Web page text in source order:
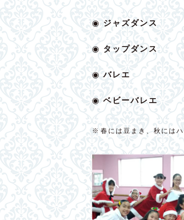
◉ ジャズダンス
◉ タップダンス
◉バレエ
◉ベビーバレエ
※春には豆まき、秋には